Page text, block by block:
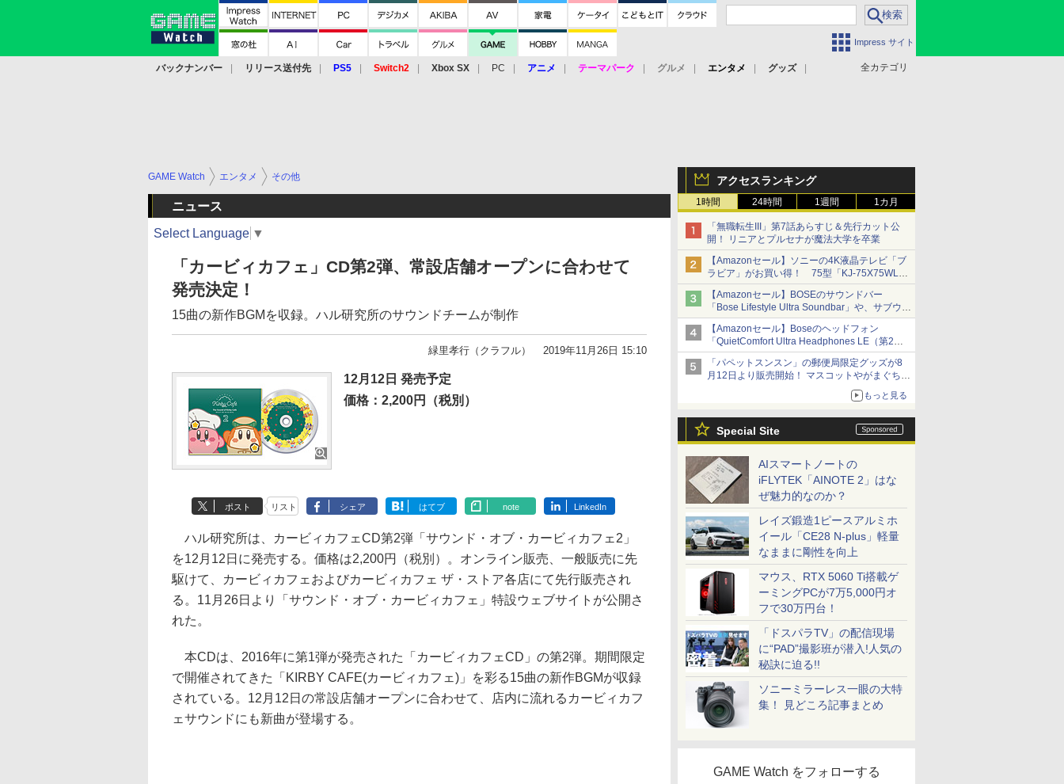
Impress サイト
全カテゴリ
バックナンバー リリース送付先 PS5 Switch2 Xbox SX PC アニメ テーマパーク グルメ エンタメ
グッズ
アクセスランキング
1時間 24時間 1週間 1カ月
「無職転生III」第7話あらすじ＆先行カット公
開！ リニアとプルセナが魔法大学を卒業
【Amazonセール】ソニーの4K液晶テレビ「ブ
ラビア」がお買い得！ 75型「KJ-75X75WL」
などラインナップ
【Amazonセール】BOSEのサウンドバー
「Bose Lifestyle Ultra Soundbar」や、サブウー
ファー「Bose Lifestyle Ultra Subwoofer」など
お買い得！
【Amazonセール】Boseのヘッドフォン
「QuietComfort Ultra Headphones LE（第2世
代）」などお買い得価格で登場
イマーシブオーディオで臨場感ある音楽体験が
楽しめる
「パペットスンスン」の郵便局限定グッズが8
月12日より販売開始！ マスコットやがまぐち、
もっと見る
Special Site
AIスマートノートの
iFLYTEK「AINOTE 2」はな
ぜ魅力的なのか？
レイズ鍛造1ピースアルミホ
イール「CE28 N-plus」軽量
なままに剛性を向上
マウス、RTX 5060 Ti搭載ゲ
ーミングPCが7万5,000円オ
フで30万円台！
「ドスパラTV」の配信現場
に“PAD”撮影班が潜入!人気の
秘訣に迫る!!
ソニーミラーレス一眼の大特
集！ 見どころ記事まとめ
GAME Watch をフォローする
GAME Watch エンタメ その他
ニュース
Select Language ▼
「カービィカフェ」CD第2弾、常設店舗オープンに合わせて
発売決定！
15曲の新作BGMを収録。ハル研究所のサウンドチームが制作
緑里孝行（クラフル） 2019年11月26日 15:10
12月12日 発売予定
価格：2,200円（税別）
ポスト リスト シェア はてブ note LinkedIn
ハル研究所は、カービィカフェCD第2弾「サウンド・オブ・カービィカフェ2」
を12月12日に発売する。価格は2,200円（税別）。オンライン販売、一般販売に先
駆けて、カービィカフェおよびカービィカフェ ザ・ストア各店にて先行販売され
る。11月26日より「サウンド・オブ・カービィカフェ」特設ウェブサイトが公開さ
れた。
本CDは、2016年に第1弾が発売された「カービィカフェCD」の第2弾。期間限定
で開催されてきた「KIRBY CAFE(カービィカフェ)」を彩る15曲の新作BGMが収録
されている。12月12日の常設店舗オープンに合わせて、店内に流れるカービィカフ
ェサウンドにも新曲が登場する。